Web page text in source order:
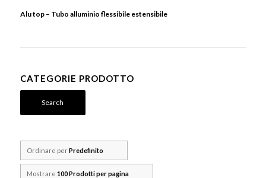
Alu top – Tubo alluminio flessibile estensibile
CATEGORIE PRODOTTO
Search
Ordinare perPredefinito
Mostrare 100 Prodotti per pagina